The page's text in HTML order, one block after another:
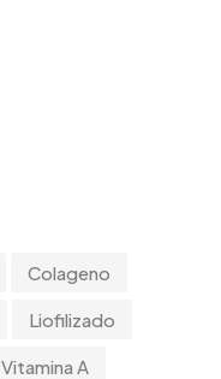
Colageno
Liofilizado
Vitamina A